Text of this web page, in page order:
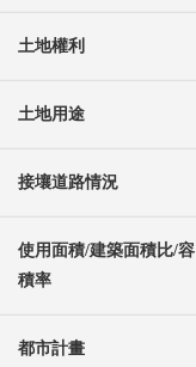
土地權利
土地用途
接壤道路情況
使用面積/建築面積比/容
積率
都市計畫